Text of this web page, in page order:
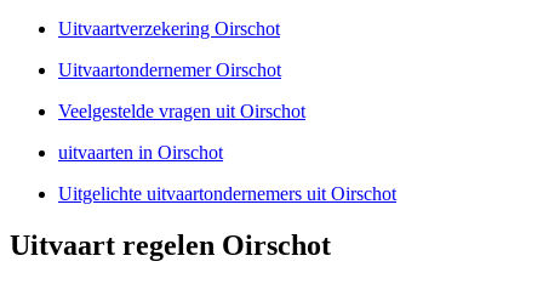
Uitvaartverzekering Oirschot
Uitvaartondernemer Oirschot
Veelgestelde vragen uit Oirschot
uitvaarten in Oirschot
Uitgelichte uitvaartondernemers uit Oirschot
Uitvaart regelen Oirschot